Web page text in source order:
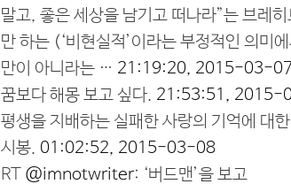
말고, 좋은 세상을 남기고 떠나라”는 브레
만 하는 (‘비현실적’이라는 부정적인 의미
만이 아니라는 … 21:19:20, 2015-03-07
꿈보다 해몽 보고 싶다. 21:53:51, 2015-
평생을 지배하는 실패한 사랑의 기억에 대
시봉. 01:02:52, 2015-03-08
RT @imnotwriter: ‘버드맨’을 보고